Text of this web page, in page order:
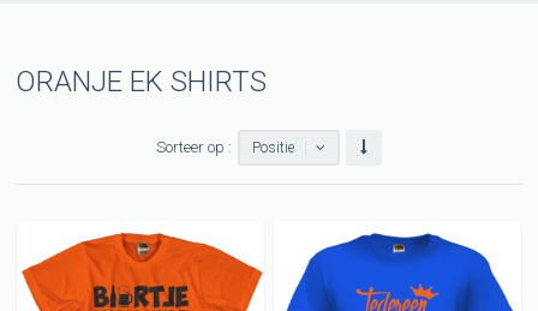
ORANJE EK SHIRTS
Sorteer op : Positie